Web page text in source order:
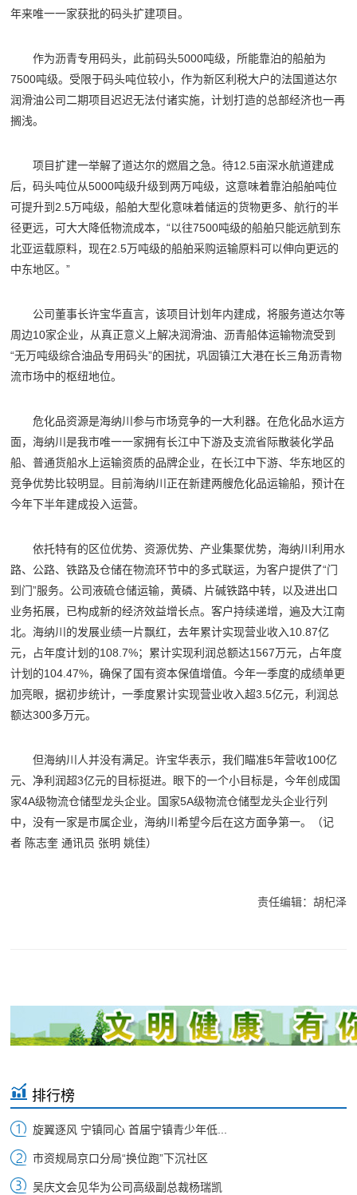
年来唯一一家获批的码头扩建项目。
作为沥青专用码头，此前码头5000吨级，所能靠泊的船舶为
7500吨级。受限于码头吨位较小，作为新区利税大户的法国道达尔
润滑油公司二期项目迟迟无法付诸实施，计划打造的总部经济也一再
搁浅。
项目扩建一举解了道达尔的燃眉之急。待12.5亩深水航道建成
后，码头吨位从5000吨级升级到两万吨级，这意味着靠泊船舶吨位
可提升到2.5万吨级，船舶大型化意味着储运的货物更多、航行的半
径更远，可大大降低物流成本，“以往7500吨级的船舶只能远航到东
北亚运载原料，现在2.5万吨级的船舶采购运输原料可以伸向更远的
中东地区。”
公司董事长许宝华直言，该项目计划年内建成，将服务道达尔等
周边10家企业，从真正意义上解决润滑油、沥青船体运输物流受到
“无万吨级综合油品专用码头”的困扰，巩固镇江大港在长三角沥青物
流市场中的枢纽地位。
危化品资源是海纳川参与市场竞争的一大利器。在危化品水运方
面，海纳川是我市唯一一家拥有长江中下游及支流省际散装化学品
船、普通货船水上运输资质的品牌企业，在长江中下游、华东地区的
竞争优势比较明显。目前海纳川正在新建两艘危化品运输船，预计在
今年下半年建成投入运营。
依托特有的区位优势、资源优势、产业集聚优势，海纳川利用水
路、公路、铁路及仓储在物流环节中的多式联运，为客户提供了“门
到门”服务。公司液硫仓储运输，黄磷、片碱铁路中转，以及进出口
业务拓展，已构成新的经济效益增长点。客户持续递增，遍及大江南
北。海纳川的发展业绩一片飘红，去年累计实现营业收入10.87亿
元，占年度计划的108.7%；累计实现利润总额达1567万元，占年度
计划的104.47%，确保了国有资本保值增值。今年一季度的成绩单更
加亮眼，据初步统计，一季度累计实现营业收入超3.5亿元，利润总
额达300多万元。
但海纳川人并没有满足。许宝华表示，我们瞄准5年营收100亿
元、净利润超3亿元的目标挺进。眼下的一个小目标是，今年创成国
家4A级物流仓储型龙头企业。国家5A级物流仓储型龙头企业行列
中，没有一家是市属企业，海纳川希望今后在这方面争第一。（记
者 陈志奎 通讯员 张明 姚佳）
责任编辑：胡杞泽
排行榜
旋翼逐风 宁镇同心 首届宁镇青少年低...
市资规局京口分局“换位跑”下沉社区
吴庆文会见华为公司高级副总裁杨瑞凯